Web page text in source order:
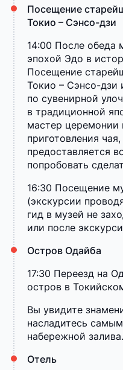
Посещение
Токио – Сэнсо-дзи
14:00 После обеда
эпохой Эдо в
Посещение
Токио – Сэнсо-дзи
по сувенирной
в традиционной
мастер церемонии
приготовления
предоставляется
попробовать
16:30 Посещение
(экскурсии
гид в музей не
или после
Остров Одайба
17:30 Переезд на
остров в
Вы увидите
насладитесь
набережной залива.
Отель